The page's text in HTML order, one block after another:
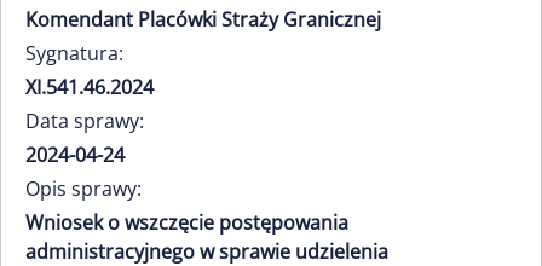
Komendant Placówki Straży Granicznej
Sygnatura:
XI.541.46.2024
Data sprawy:
2024-04-24
Opis sprawy:
Wniosek o wszczęcie postępowania
administracyjnego w sprawie udzielenia